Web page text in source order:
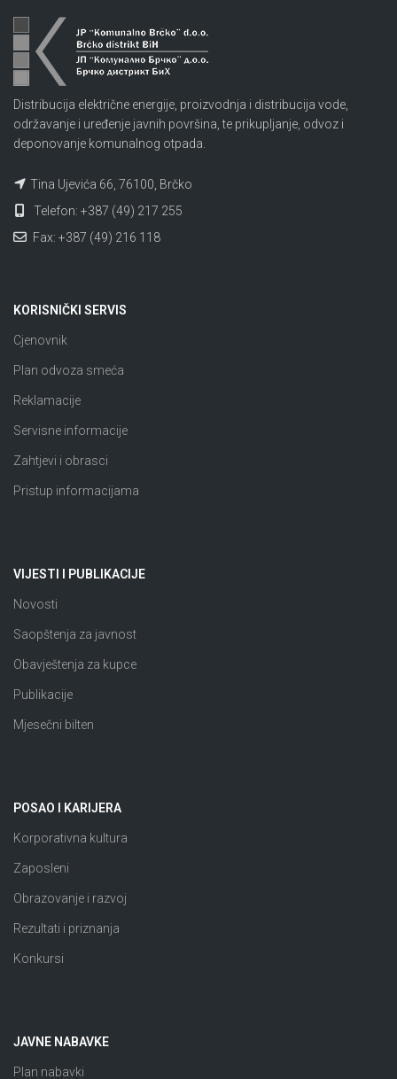
Distribucija električne energije, proizvodnja i distribucija vode,
održavanje i uređenje javnih površina, te prikupljanje, odvoz i
deponovanje komunalnog otpada.
Tina Ujevića 66, 76100, Brčko
Telefon: +387 (49) 217 255
Fax: +387 (49) 216 118
KORISNIČKI SERVIS
Cjenovnik
Plan odvoza smeća
Reklamacije
Servisne informacije
Zahtjevi i obrasci
Pristup informacijama
VIJESTI I PUBLIKACIJE
Novosti
Saopštenja za javnost
Obavještenja za kupce
Publikacije
Mjesečni bilten
POSAO I KARIJERA
Korporativna kultura
Zaposleni
Obrazovanje i razvoj
Rezultati i priznanja
Konkursi
JAVNE NABAVKE
Plan nabavki